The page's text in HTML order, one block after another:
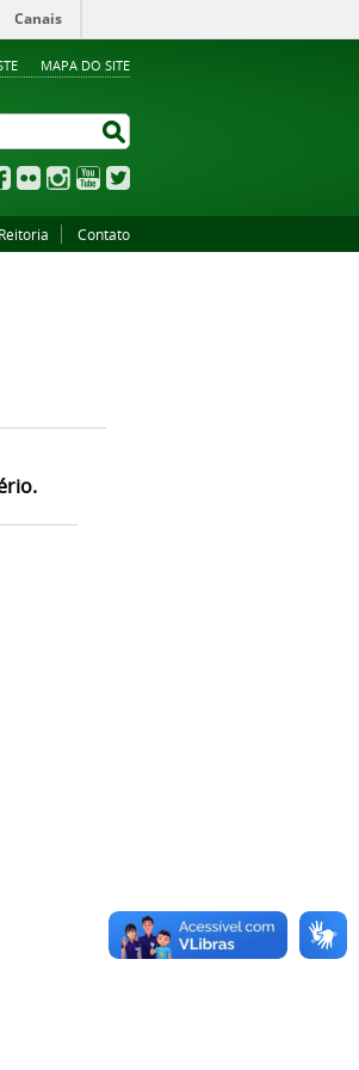
MAPA DO SITE
Canais
Facebook
Flickr InstagramYouTube
Contato